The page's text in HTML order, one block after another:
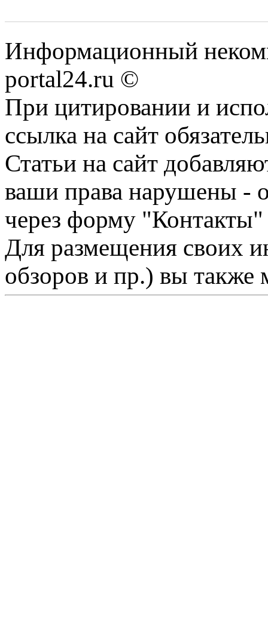
Информационный
portal24.ru ©
При цитировании и
ссылка на сайт
Статьи на сайт
ваши права нарушены -
через форму "Контакты"
Для размещения своих
обзоров и пр.) вы также